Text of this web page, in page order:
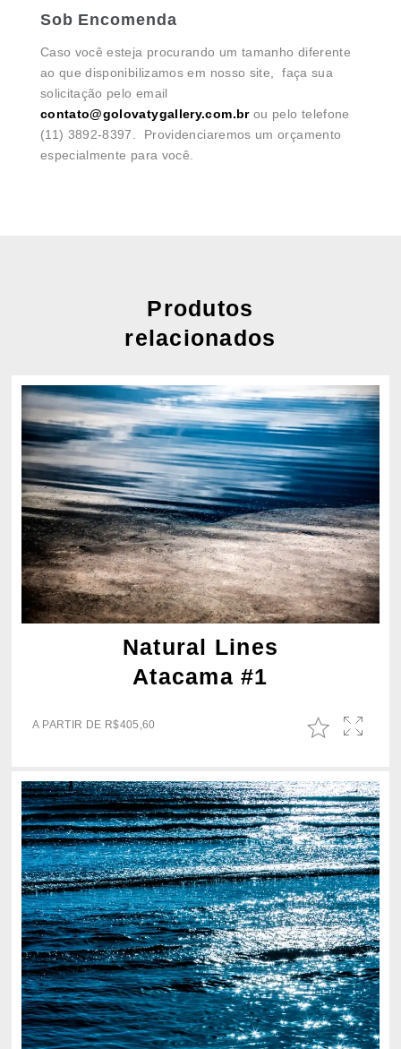
Sob Encomenda
Caso você esteja procurando um tamanho diferente
ao que disponibilizamos em nosso site, faça sua
solicitação pelo email
contato@golovatygallery.com.brou pelo telefone
(11) 3892-8397. Providenciaremos um orçamento
especialmente para você.
Produtos
relacionados
Natural Lines
Atacama #1
A PARTIR DE R$405,60